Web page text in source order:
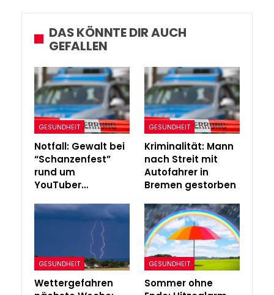
DAS KÖNNTE DIR AUCH
GEFALLEN
GESUNDHEIT
Notfall: Gewalt bei
“Schanzenfest”
rund um
YouTuber…
GESUNDHEIT
Kriminalität: Mann
nach Streit mit
Autofahrer in
Bremen gestorben
GESUNDHEIT
Wettergefahren
GESUNDHEIT
Sommer ohne